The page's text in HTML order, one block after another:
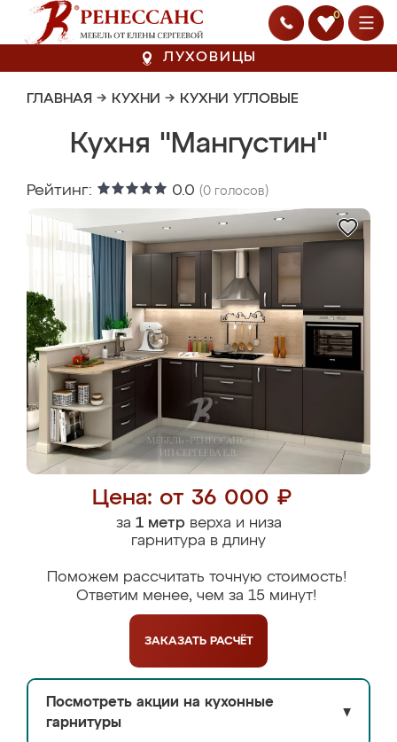
0
ЛУХОВИЦЫ
ГЛАВНАЯ → КУХНИ → КУХНИ УГЛОВЫЕ
Кухня "Мангустин"
Рейтинг: 0.0 (0 голосов)
Цена: от 36 000 ₽
за 1 метрверха и низа
гарнитура в длину
Поможем рассчитать точную стоимость!
Ответим менее, чем за 15 минут!
ЗАКАЗАТЬ РАСЧЁТ
Посмотреть акции на кухонные
гарнитуры
▼